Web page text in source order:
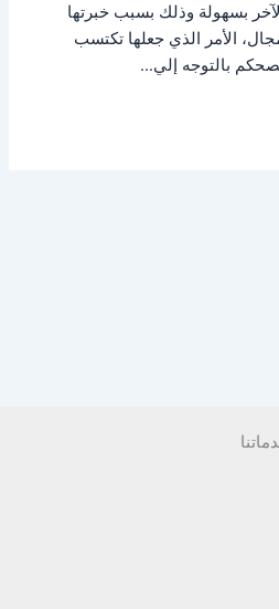
بسهولة وذلك بسبب خبرتها
الأمر الذي جعلها تكتسب
بالتوجه إلي…